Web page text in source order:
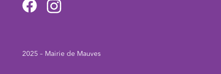
2025 – Mairie de Mauves